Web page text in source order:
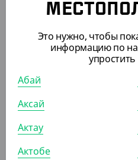
АРТ. 1340305
815₸
Вилка столовая
мм
Это нужно, чтобы
информацию по
упростить
Абай
Аксай
Актау
Актобе